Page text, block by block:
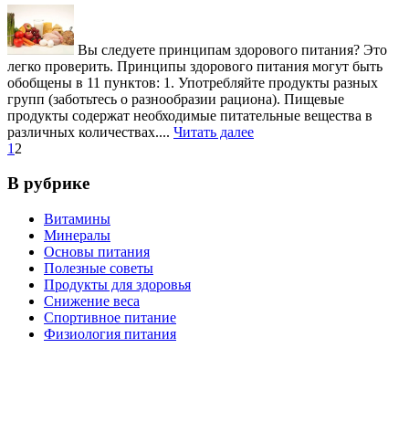
Вы следуете принципам здорового питания? Это
легко проверить. Принципы здорового питания могут быть
обобщены в 11 пунктов: 1. Употребляйте продукты разных
групп (заботьтесь о разнообразии рациона). Пищевые
продукты содержат необходимые питательные вещества в
различных количествах.... Читать далее
1 2
В рубрике
Витамины
Минералы
Основы питания
Полезные советы
Продукты для здоровья
Снижение веса
Спортивное питание
Физиология питания